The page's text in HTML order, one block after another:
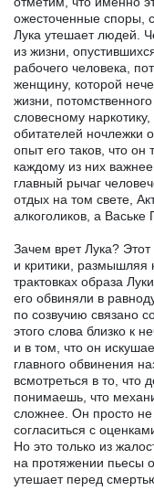
ожесточенные споры,
Лука утешает людей.
из жизни,
рабочего человека,
женщину, которой
жизни,
словесному
обитателей ночлежки
опыт его таков, что он
каждому из них
главный рычаг
отдых на том свете,
алкоголиков, а
Зачем врет Лука?
и критики, размышляя
трактовках образа
его обвиняли в
по созвучию связано
этого слова близко к
и в том, что он
главного обвинения
всмотреться в то, что
понимаешь, что
сложнее. Он просто
согласиться с
Но это только из
на протяжении пьесы
утешает перед